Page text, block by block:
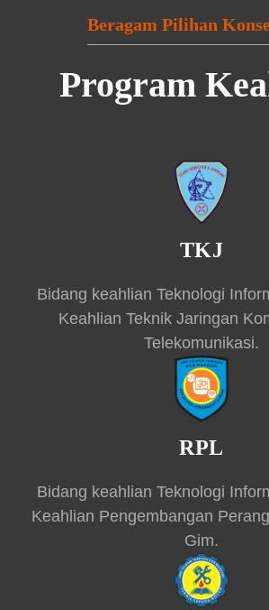
Beragam Pilihan
Program
TKJ
Bidang keahlian Teknologi
Keahlian Teknik Jaringan
Telekomunikasi.
RPL
Bidang keahlian Teknologi
Keahlian Pengembangan
Gim.